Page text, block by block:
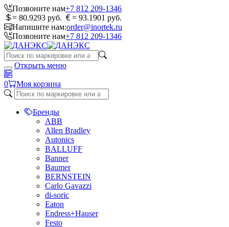
Позвоните нам+7 812 209-1346
= 80.9293 руб.
= 93.1901 руб.
Напишите нам:order@inortek.ru
Позвоните нам+7 812 209-1346
Открыть меню
0 Моя корзина
Бренды
ABB
Allen Bradley
Autonics
BALLUFF
Banner
Baumer
BERNSTEIN
Carlo Gavazzi
di-soric
Eaton
Endress+Hauser
Festo